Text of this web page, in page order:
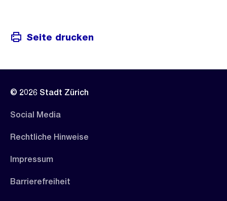
Seite drucken
© 2026 Stadt Zürich
Social Media
Rechtliche Hinweise
Impressum
Barrierefreiheit